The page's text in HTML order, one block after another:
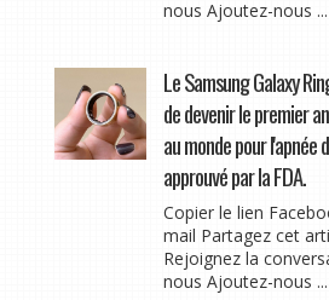
nous Ajoutez-nous ...
Le Samsung Galaxy
de devenir le premier
au monde pour l'apnée
approuvé par la FDA.
Copier le lien
mail Partagez cet
Rejoignez la
nous Ajoutez-nous ...